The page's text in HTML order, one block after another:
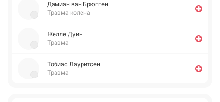
Дамиан ван Брю­гген
Травма колена
Желле Дуин
Травма
Тобиас Лау­ри­тсен
Травма